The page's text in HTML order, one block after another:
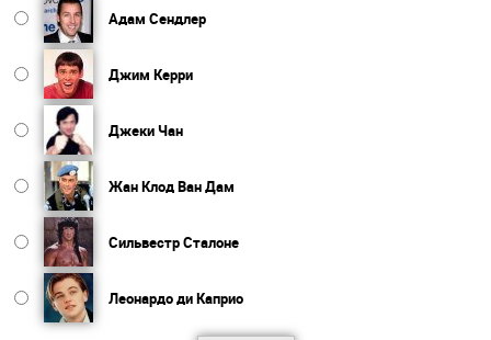
Адам Сендлер
Джим Керри
Джеки Чан
Жан Клод Ван Дам
Сильвестр Сталоне
Леонардо ди Каприо